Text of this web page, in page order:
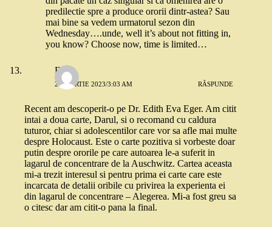
predilectie spre a produce ororii dintr-astea? Sau
mai bine sa vedem urmatorul sezon din
Wednesday….unde, well it’s about not fitting in,
you know? Choose now, time is limited…
Eliza
21 MARTIE 2023/3:03 AM RĂSPUNDE
Recent am descoperit-o pe Dr. Edith Eva Eger. Am citit
intai a doua carte, Darul, si o recomand cu caldura
tuturor, chiar si adolescentilor care vor sa afle mai multe
despre Holocaust. Este o carte pozitiva si vorbeste doar
putin despre ororile pe care autoarea le-a suferit in
lagarul de concentrare de la Auschwitz. Cartea aceasta
mi-a trezit interesul si pentru prima ei carte care este
incarcata de detalii oribile cu privirea la experienta ei
din lagarul de concentrare – Alegerea. Mi-a fost greu sa
o citesc dar am citit-o pana la final.